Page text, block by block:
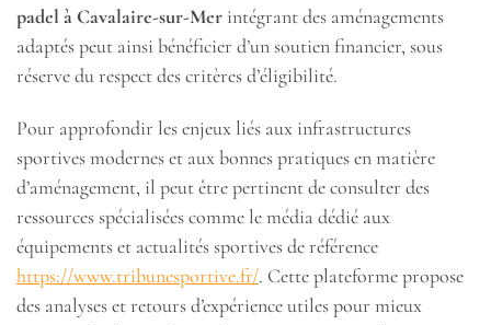
padel à Cavalaire-sur-Mer intégrant des aménagements
adaptés peut ainsi bénéficier d’un soutien financier, sous
réserve du respect des critères d’éligibilité.
Pour approfondir les enjeux liés aux infrastructures
sportives modernes et aux bonnes pratiques en matière
d’aménagement, il peut être pertinent de consulter des
ressources spécialisées comme le média dédié aux
équipements et actualités sportives de référence
https://www.tribunesportive.fr/. Cette plateforme propose
des analyses et retours d’expérience utiles pour mieux